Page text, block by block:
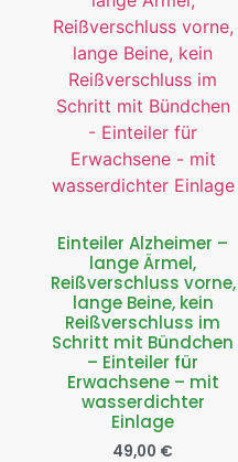
Einteiler Alzheimer –
lange Ärmel,
Reißverschluss vorne,
lange Beine, kein
Reißverschluss im
Schritt mit Bündchen
– Einteiler für
Erwachsene – mit
wasserdichter
Einlage
49,00 €